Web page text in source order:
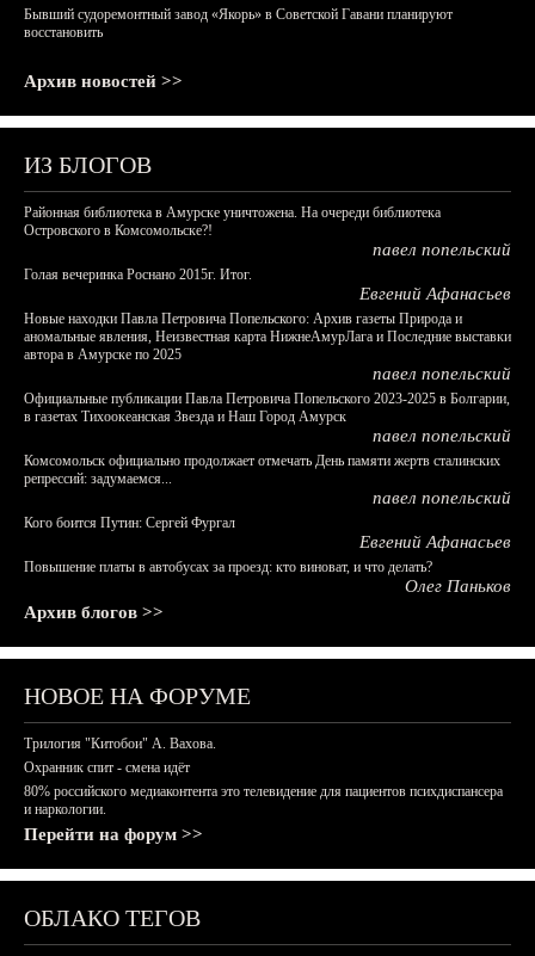
Бывший судоремонтный завод «Якорь» в Советской Гавани планируют
восстановить
Архив новостей >>
ИЗ БЛОГОВ
Районная библиотека в Амурске уничтожена. На очереди библиотека
Островского в Комсомольске?!
павел попельский
Голая вечеринка Роснано 2015г. Итог.
Евгений Афанасьев
Новые находки Павла Петровича Попельского: Архив газеты Природа и
аномальные явления, Неизвестная карта НижнеАмурЛага и Последние выставки
автора в Амурске по 2025
павел попельский
Официальные публикации Павла Петровича Попельского 2023-2025 в Болгарии,
в газетах Тихоокеанская Звезда и Наш Город Амурск
павел попельский
Комсомольск официально продолжает отмечать День памяти жертв сталинских
репрессий: задумаемся...
павел попельский
Кого боится Путин: Сергей Фургал
Евгений Афанасьев
Повышение платы в автобусах за проезд: кто виноват, и что делать?
Олег Паньков
Архив блогов >>
НОВОЕ НА ФОРУМЕ
Трилогия "Китобои" А. Вахова.
Охранник спит - смена идёт
80% российского медиаконтента это телевидение для пациентов психдиспансера
и наркологии.
Перейти на форум >>
ОБЛАКО ТЕГОВ